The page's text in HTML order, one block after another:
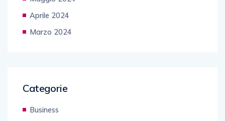
Aprile 2024
Marzo 2024
Categorie
Business